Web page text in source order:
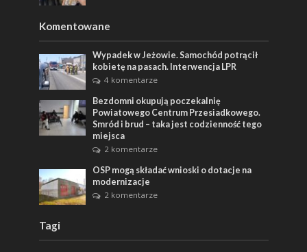
Komentowane
Wypadek w Jeżowie. Samochód potrącił
kobietę na pasach. Interwencja LPR
4 komentarze
Bezdomni okupują poczekalnię
Powiatowego Centrum Przesiadkowego.
Smród i brud – taka jest codzienność tego
miejsca
2 komentarze
OSP mogą składać wnioski o dotacje na
modernizacje
2 komentarze
Tagi